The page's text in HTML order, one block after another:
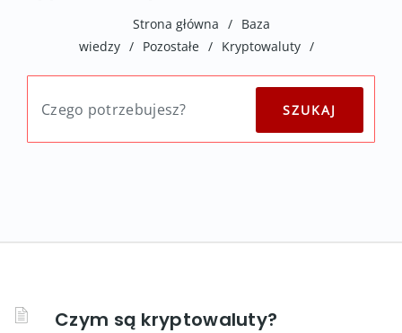
Strona główna /
Baza
wiedzy / Pozostałe / Kryptowaluty /
Czym są kryptowaluty?